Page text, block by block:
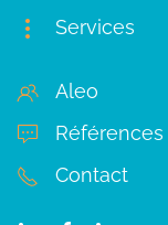
Services
Aleo
Références
Contact